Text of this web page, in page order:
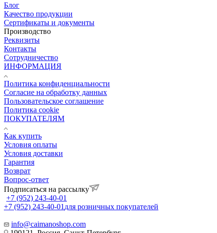
Блог
Качество продукции
Сертификаты и документы
Производство
Реквизиты
Контакты
Сотрудничество
ИНФОРМАЦИЯ
Политика конфиденциальности
Согласие на обработку данных
Пользовательское соглашение
Политика cookie
ПОКУПАТЕЛЯМ
Как купить
Условия оплаты
Условия доставки
Гарантия
Возврат
Вопрос-ответ
Подписаться на рассылку
+7 (952) 243-40-01
+7 (952) 243-40-01 для розничных покупателей
info@caimanoshop.com